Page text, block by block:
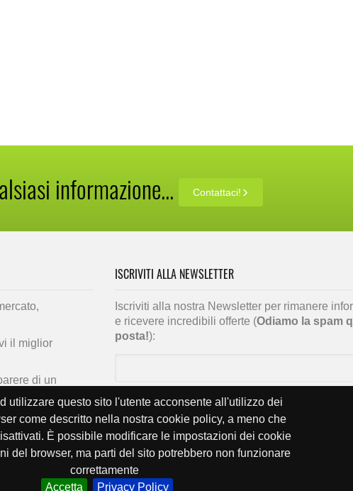
utilizzare questo sito l'utente acconsente all'utilizzo dei
come descritto nella nostra cookie policy, a meno che
È possibile modificare le impostazioni dei cookie
del browser, ma parti del sito potrebbero non funzionare
correttamente
Accetta
Privacy Policy
informazione... Contattaci!
il miglior
di un
idonei
ISCRIVITI ALLA NEWSLETTER
Iscriviti alla nostra Newsletter per rimanere
e ricevere incredibili offerte (Odiamo la spam
posta!):